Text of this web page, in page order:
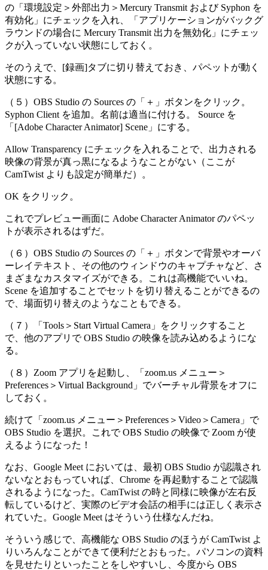
の「環境設定＞外部出力＞Mercury Transmit および Syphon を
有効化」にチェックを入れ、「アプリケーションがバックグ
ラウンドの場合に Mercury Transmit 出力を無効化」にチェッ
クが入っていない状態にしておく。
そのうえで、[録画]タブに切り替えておき、パペットが動く
状態にする。
（５）OBS Studio の Sources の「＋」ボタンをクリック。
Syphon Client を追加。名前は適当に付ける。 Source を
「[Adobe Character Animator] Scene」にする。
Allow Transparency にチェックを入れることで、出力される
映像の背景が真っ黒になるようなことがない（ここが
CamTwist よりも設定が簡単だ）。
OK をクリック。
これでプレビュー画面に Adobe Character Animator のパペッ
トが表示されるはずだ。
（６）OBS Studio の Sources の「＋」ボタンで背景やオーバ
ーレイテキスト、その他のウィンドウのキャプチャなど、さ
まざまなカスタマイズができる。これは高機能でいいね。
Scene を追加することでセットを切り替えることができるの
で、場面切り替えのようなこともできる。
（７）「Tools＞Start Virtual Camera」をクリックすること
で、他のアプリで OBS Studio の映像を読み込めるようにな
る。
（８）Zoom アプリを起動し、「zoom.us メニュー＞
Preferences＞Virtual Background」でバーチャル背景をオフに
しておく。
続けて「zoom.us メニュー＞Preferences＞Video＞Camera」で
OBS Studio を選択。これで OBS Studio の映像で Zoom が使
えるようになった！
なお、Google Meet においては、最初 OBS Studio が認識され
ないなとおもっていれば、Chrome を再起動することで認識
されるようになった。CamTwist の時と同様に映像が左右反
転しているけど、実際のビデオ会話の相手には正しく表示さ
れていた。Google Meet はそういう仕様なんだね。
そういう感じで、高機能な OBS Studio のほうが CamTwist よ
りいろんなことができて便利だとおもった。パソコンの資料
を見せたりといったことをしやすいし、今度から OBS